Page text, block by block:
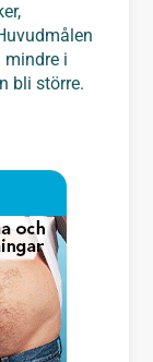
mindre i
bli större.